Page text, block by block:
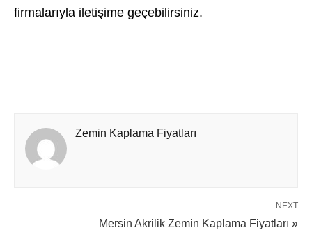
firmalarıyla iletişime geçebilirsiniz.
Zemin Kaplama Fiyatları
NEXT
Mersin Akrilik Zemin Kaplama Fiyatları »